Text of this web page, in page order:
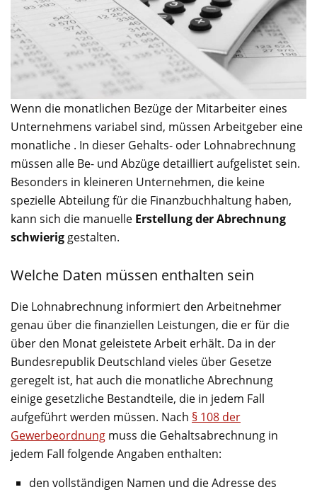
Wenn die monatlichen Bezüge der Mitarbeiter eines
Unternehmens variabel sind, müssen Arbeitgeber eine
monatliche . In dieser Gehalts- oder Lohnabrechnung
müssen alle Be- und Abzüge detailliert aufgelistet sein.
Besonders in kleineren Unternehmen, die keine
spezielle Abteilung für die Finanzbuchhaltung haben,
kann sich die manuelle Erstellung der Abrechnung
schwierig gestalten.
Welche Daten müssen enthalten sein
Die Lohnabrechnung informiert den Arbeitnehmer
genau über die finanziellen Leistungen, die er für die
über den Monat geleistete Arbeit erhält. Da in der
Bundesrepublik Deutschland vieles über Gesetze
geregelt ist, hat auch die monatliche Abrechnung
einige gesetzliche Bestandteile, die in jedem Fall
aufgeführt werden müssen. Nach § 108 der
Gewerbeordnung muss die Gehaltsabrechnung in
jedem Fall folgende Angaben enthalten:
den vollständigen Namen und die Adresse des